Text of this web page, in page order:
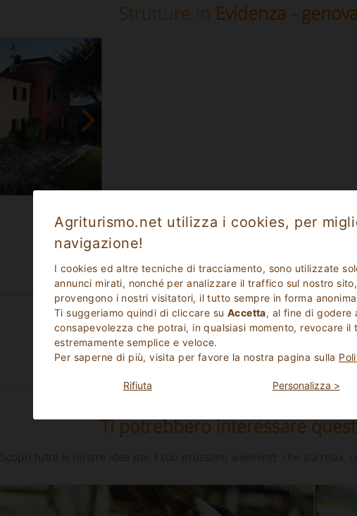
Agriturismo.net utilizza i cookies, per
navigazione!
I cookies ed altre tecniche di tracciamento, sono utilizzate
annunci mirati, nonché per analizzare il traffico sul nostro
provengono i nostri visitatori, il tutto sempre in forma
Ti suggeriamo quindi di cliccare su Accetta, al fine di godere
consapevolezza che potrai, in qualsiasi momento, revocare
estremamente semplice e veloce.
Per saperne di più, visita per favore la nostra pagina sulla
Rifiuta Personalizza >
Strutture in Evidenza -
Posti Letto
VERIFICA DISPONIBILITÀ PER LA
Ti potrebbero interessare
Scopri tutte le nostre idee per il tuo prossimo weekend: che sia relax,